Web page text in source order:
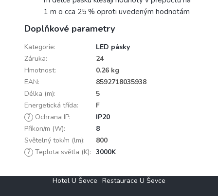
1 m o cca 25 % oproti uvedeným hodnotám
Doplňkové parametry
Kategorie:
LED pásky
Záruka:
24
Hmotnost:
0.26 kg
EAN:
8592718035938
Délka (m):
5
Energetická třída:
F
? Ochrana IP:
IP20
Příkon/m (W):
8
Světelný tok/m (lm):
800
? Teplota světla (K): 3000K
Hotel U Ševce Restaurace U Ševce